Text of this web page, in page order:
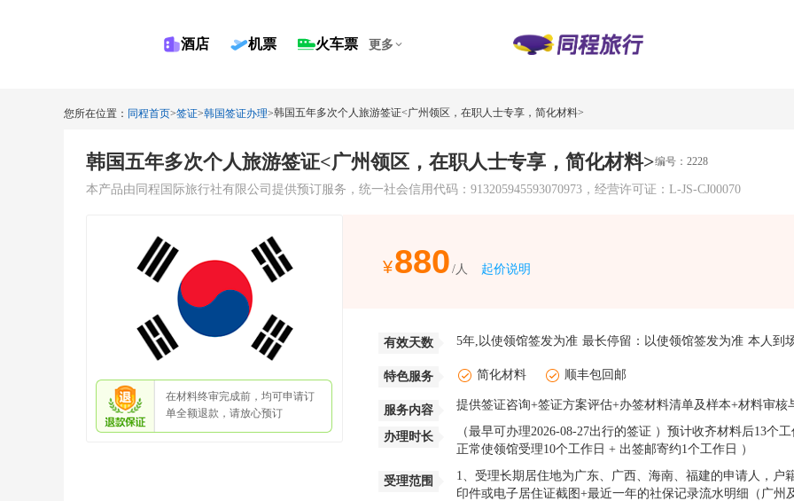
酒店 机票 火车票 更多
您所在位置： 同程首页>签证>韩国签证办理>韩国五年多次个人旅游签证<广州领区，在职人士专享，简化材料>
韩国五年多次个人旅游签证<广州领区，在职人士专享，简化材料>编号：2228
本产品由同程国际旅行社有限公司提供预订服务，统一社会信用代码：913205945593070973，经营许可证：L-JS-CJ00070
在材料终审完成前，均可申请订
单全额退款，请放心预订
880 起价说明
有效天数 5年,以使领馆签发为准 最长停留： 以使领馆签发为准 本人到
特色服务 简化材料 顺丰包回邮
服务内容 提供签证咨询+签证方案评估+办签材料清单及样本+材料审
办理时长
（最早可办理2026-08-27出行的签证 ）预计收齐材料后13
正常使领馆受理10个工作日 + 出签邮寄约1个工作日 ）
受理范围
1、受理长期居住地为广东、广西、海南、福建的申请人，
印件或电子居住证截图+最近一年的社保记录流水明细（广